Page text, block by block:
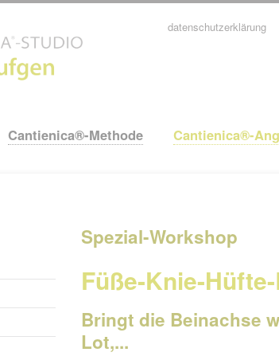
Navigation
Cantienica®-Methode Cantienica®-
überspringen
datenschutzerklärung
Spezial-Workshop
Füße-Knie-
Bringt die Beinachse
Lot,...